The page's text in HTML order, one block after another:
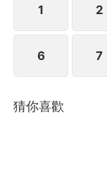
1 2
6 7
猜你喜歡